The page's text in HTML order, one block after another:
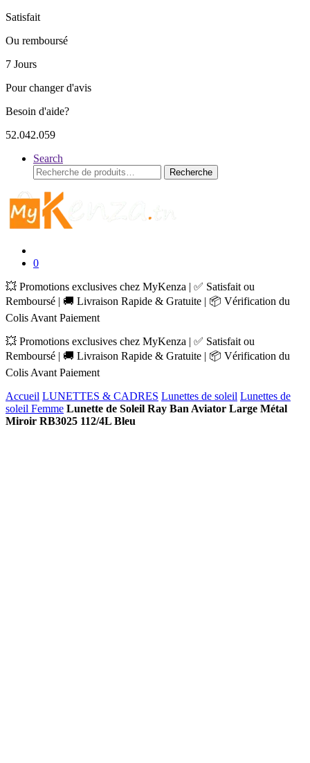
Satisfait
Ou remboursé
7 Jours
Pour changer d'avis
Besoin d'aide?
52.042.059
Search
Recherche
pour :
Recherche
0
💥 Promotions exclusives chez MyKenza | ✅ Satisfait ou
Remboursé | 🚚 Livraison Rapide & Gratuite | 📦 Vérification du
Colis Avant Paiement
💥 Promotions exclusives chez MyKenza | ✅ Satisfait ou
Remboursé | 🚚 Livraison Rapide & Gratuite | 📦 Vérification du
Colis Avant Paiement
Accueil LUNETTES & CADRES Lunettes de soleil Lunettes de
soleil Femme Lunette de Soleil Ray Ban Aviator Large Métal
Miroir RB3025 112/4L Bleu